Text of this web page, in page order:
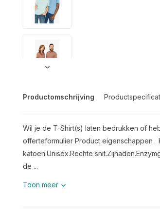
Productomschrijving
Wil je de T-Shirt(s) laten bedrukken of
offerteformulier Product eigenschappen
katoen.Unisex.Rechte
de ...
Toon meer